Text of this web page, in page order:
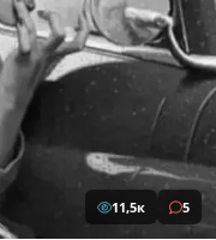
11,5к 5